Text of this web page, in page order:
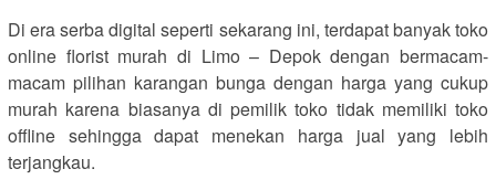
Di era serba digital seperti sekarang ini, terdapat banyak toko
online florist murah di Limo – Depok dengan bermacam-
macam pilihan karangan bunga dengan harga yang cukup
murah karena biasanya di pemilik toko tidak memiliki toko
offline sehingga dapat menekan harga jual yang lebih
terjangkau.